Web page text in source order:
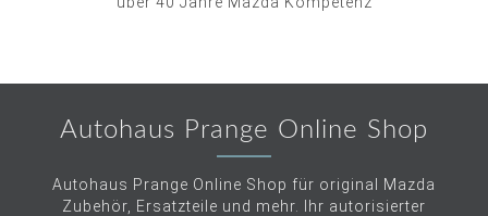
Autohaus Prange Online Shop
Autohaus Prange Online Shop für original Mazda
Zubehör, Ersatzteile und mehr. Ihr autorisierter